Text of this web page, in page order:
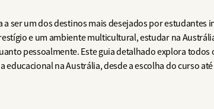
a ser um dos destinos mais desejados por
e um ambiente multicultural, estudar na
pessoalmente. Este guia detalhado explora
educacional na Austrália, desde a escolha do curso